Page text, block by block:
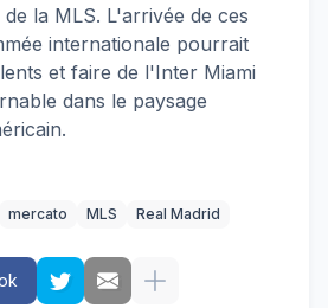
la MLS. L'arrivée de ces
internationale pourrait
et faire de l'Inter Miami
dans le paysage
mercato MLS Real Madrid